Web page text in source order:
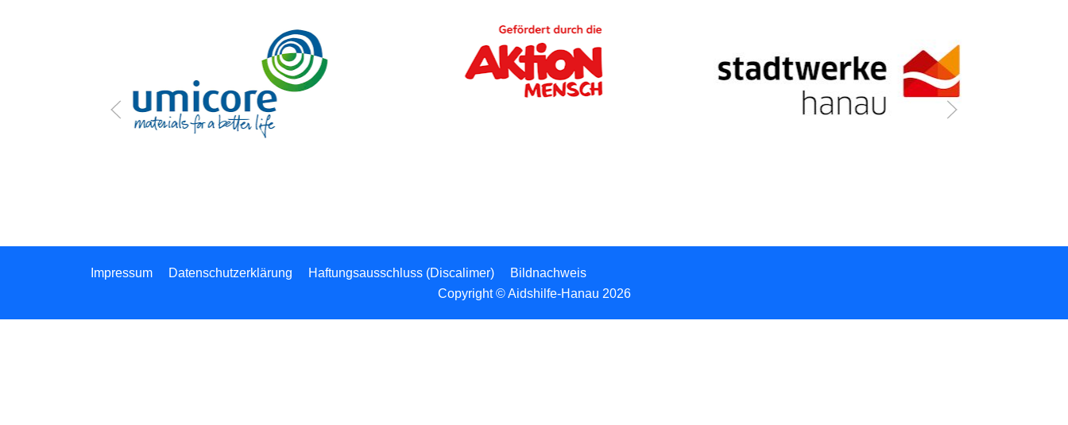
Impressum Datenschutzerklärung Haftungsausschluss (Discalimer)
Bildnachweis
Copyright © Aidshilfe-Hanau 2026